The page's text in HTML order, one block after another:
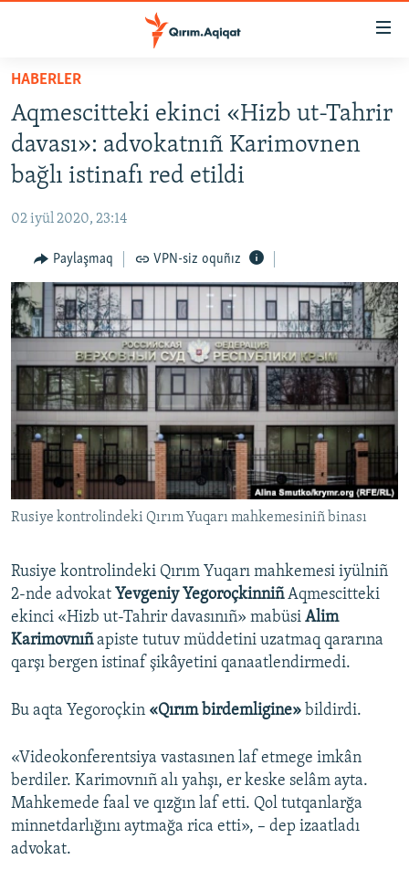
Esas
qaytmaq
Baş
navigatsiyağa
qaytmaq
Qıdıruvğa
qaytmaq
SİYASET
İQTİSADİYAT
MEDENİYET
İNSAN AQLARI
VİDEO
SÜRET
BLOGLAR
FİKİR
Русский
Українською
QOŞULIÑIZ!
RFE/RS bütün saytları
HABERLER
Aqmescitteki ekinci «Hizb ut-Tahrir
davası»: advokatnıñ Karimovnen
bağlı istinafı red etildi
02 iyül 2020, 23:14
Paylaşmaq VPN-siz oquñız
Rusiye kontrolindeki Qırım Yuqarı mahkemesiniñ binası
Rusiye kontrolindeki Qırım Yuqarı mahkemesi iyülniñ
2-nde advokat Yevgeniy YegoroçkinniñAqmescitteki
ekinci «Hizb ut-Tahrir davasınıñ» mabüsi Alim
Karimovnıñapiste tutuv müddetini uzatmaq qararına
qarşı bergen istinaf şikâyetini qanaatlendirmedi.
Bu aqta Yegoroçkin «Qırım birdemligine» bildirdi.
«Videokonferentsiya vastasınen laf etmege imkân
berdiler. Karimovnıñ alı yahşı, er keske selâm ayta.
Mahkemede faal ve qızğın laf etti. Qol tutqanlarğa
minnetdarlığını aytmağa rica etti», – dep izaatladı
advokat.